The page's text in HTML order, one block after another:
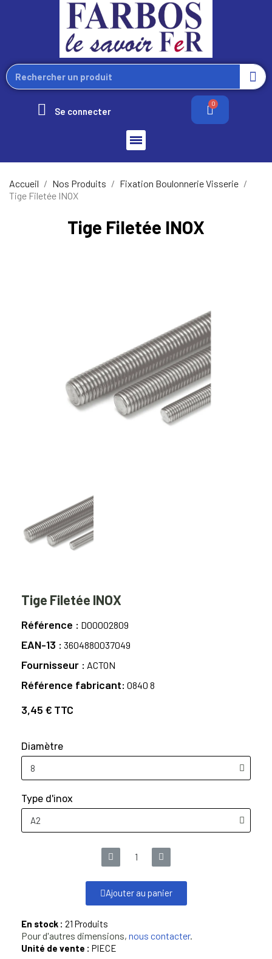
Se connecter
Accueil Nos Produits
Fixation Boulonnerie Visserie
Tige Filetée INOX
Tige Filetée INOX
Tige Filetée INOX
Référence D00002809
EAN-13 3604880037049
Fournisseur ACTON
Référence fabricant 0840 8
3,45 € TTC
Diamètre
Type d'inox
Ajouter au panier
En stock : 21 Produits
Pour d'autres dimensions, nous contacter.
Unité de vente : PIECE